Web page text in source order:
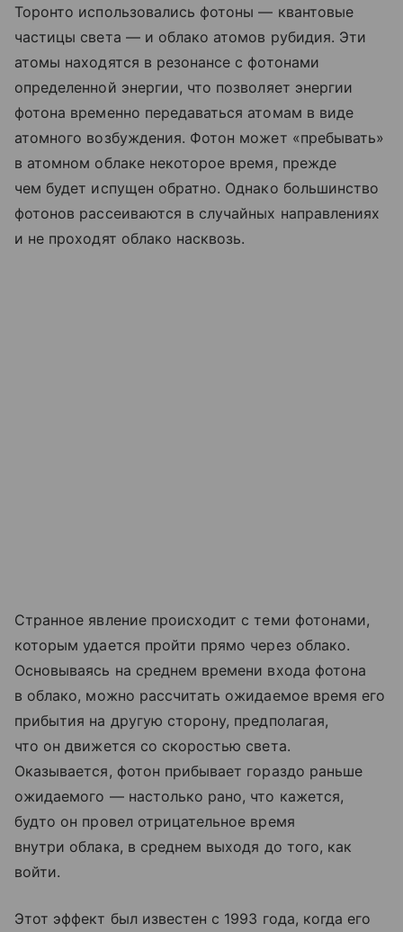
Торонто использовались фотоны — квантовые
частицы света — и облако атомов рубидия. Эти
атомы находятся в резонансе с фотонами
определенной энергии, что позволяет энергии
фотона временно передаваться атомам в виде
атомного возбуждения. Фотон может «пребывать»
в атомном облаке некоторое время, прежде
чем будет испущен обратно. Однако большинство
фотонов рассеиваются в случайных направлениях
и не проходят облако насквозь.
Странное явление происходит с теми фотонами,
которым удается пройти прямо через облако.
Основываясь на среднем времени входа фотона
в облако, можно рассчитать ожидаемое время его
прибытия на другую сторону, предполагая,
что он движется со скоростью света.
Оказывается, фотон прибывает гораздо раньше
ожидаемого — настолько рано, что кажется,
будто он провел отрицательное время
внутри облака, в среднем выходя до того, как
войти.
Этот эффект был известен с 1993 года, когда его